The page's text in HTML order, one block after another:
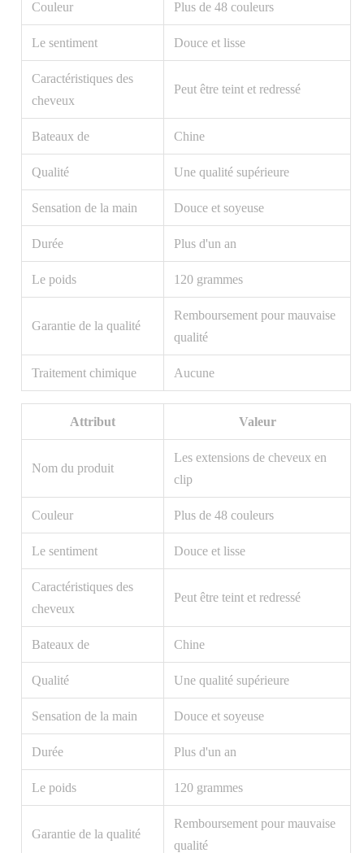
Couleur Plus de 48 couleurs
Le sentiment Douce et lisse
Caractéristiques des
cheveux
Peut être teint et redressé
Bateaux de Chine
Qualité Une qualité supérieure
Sensation de la main Douce et soyeuse
Durée Plus d'un an
Le poids 120 grammes
Garantie de la qualité
Remboursement pour mauvaise
qualité
Traitement chimique Aucune
Attribut Valeur
Nom du produit
Les extensions de cheveux en
clip
Couleur Plus de 48 couleurs
Le sentiment Douce et lisse
Caractéristiques des
cheveux
Peut être teint et redressé
Bateaux de Chine
Qualité Une qualité supérieure
Sensation de la main Douce et soyeuse
Durée Plus d'un an
Le poids 120 grammes
Garantie de la qualité
Remboursement pour mauvaise
qualité